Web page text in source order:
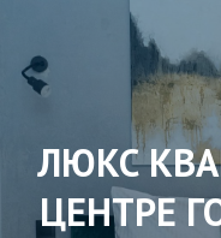
ЛЮКС
ЦЕНТРЕ